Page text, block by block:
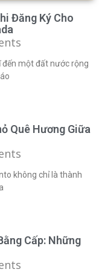
Đăng Ký Cho
đến một đất nước rộng
Quê Hương Giữa
không chỉ là thành
Cấp: Những